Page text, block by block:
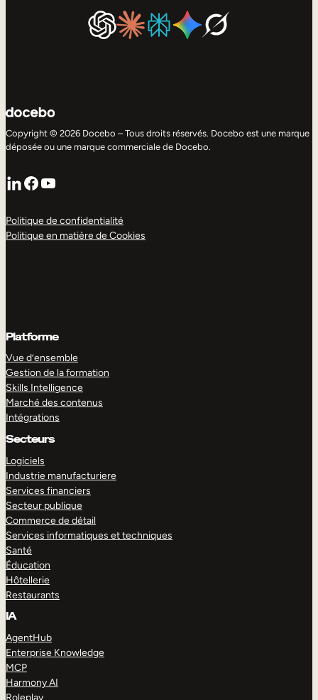
Copyright © 2026 Docebo – Tous droits réservés. Docebo est une marque
déposée ou une marque commerciale de Docebo.
LinkedIn
Facebook
YouTube
Politique de confidentialité
Politique en matière de Cookies
Platforme
Vue d’ensemble
Gestion de la formation
Skills Intelligence
Marché des contenus
Intégrations
Secteurs
Logiciels
Industrie manufacturiere
Services financiers
Secteur publique
Commerce de détail
Services informatiques et techniques
Santé
Éducation
Hôtellerie
Restaurants
IA
AgentHub
Enterprise Knowledge
MCP
Harmony AI
Roleplay